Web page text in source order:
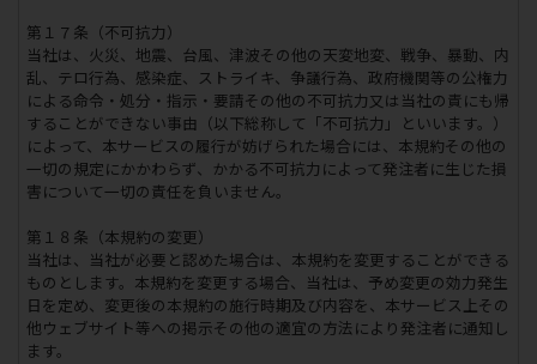
第１７条（不可抗力）
当社は、火災、地震、台風、津波その他の天変地変、戦争、暴動、内
乱、テロ行為、感染症、ストライキ、争議行為、政府機関等の公権力
による命令・処分・指示・要請その他の不可抗力又は当社の責にも帰
することができない事由（以下総称して「不可抗力」といいます。）
によって、本サービスの履行が妨げられた場合には、本規約その他の
一切の規定にかかわらず、かかる不可抗力によって発注者に生じた損
害について一切の責任を負いません。
第１８条（本規約の変更）
当社は、当社が必要と認めた場合は、本規約を変更することができる
ものとします。本規約を変更する場合、当社は、予め変更の効力発生
日を定め、変更後の本規約の施行時期及び内容を、本サービス上その
他ウェブサイト等への掲示その他の適宜の方法により発注者に通知し
ます。